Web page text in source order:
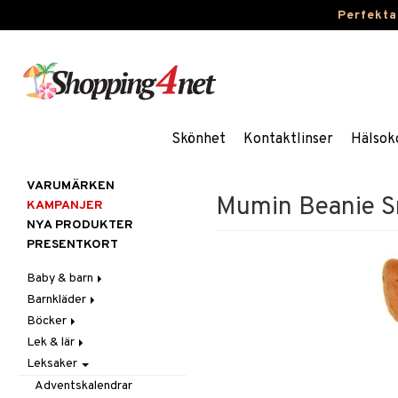
Skönhet Kontaktlinser
Mumin Beanie
VARUMÄRKEN
KAMPANJER
NYA PRODUKTER
PRESENTKORT
Baby & barn
Accessoarer
För håret
Hattar & Mössor
Övrigt
Plånböcker
Aktivitet
Babygym
Babysitters
Bit & Skallra
Äta
Barnservis
Haklappar
Badrockar & Handdukar
Barnvagnstillbehör
Barnkläder
Accessoarer
Kepsar & Solhattar
Badkläder & UV-kläder
Klänningar
Nederdelar
Böcker
Dagböcker
Läs & Lär
Målarböcker
Lek & lär
Experiment
Inlärningsspel
Leksaker
Adventskalendrar